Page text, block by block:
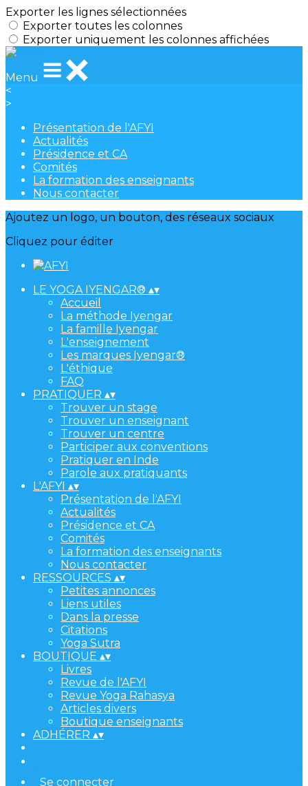
Exporter les lignes sélectionnées
Exporter toutes les colonnes
Exporter uniquement les colonnes affichées
Menu
<
>
Présentation de l'AFYI
Actualités
Présidence et CA
Comités
La formation des enseignants
Nous contacter
Ajoutez un logo, un bouton, des réseaux sociaux
Cliquez pour éditer
LE YOGA IYENGAR® ▴▾
Accueil
La méthode Iyengar
La famille Iyengar
L'enseignement
Les marques Iyengar®
L'éthique
FAQ
PRATIQUER ▴▾
Trouver un stage
Trouver un enseignant
Trouver un centre
Participer aux conventions
Pratiquer en Inde
Parole aux pratiquants
L'AFYI ▴▾
Présentation de l'AFYI
Actualités
Présidence et CA
Comités
La formation des enseignants
Nous contacter
RESSOURCES ▴▾
Petites annonces
Liens utiles
Dans la presse
Citations
Yoga Sutra
BOUTIQUE ▴▾
Livres
Revue de l'AFYI
Revue Yoga Rahasya
Articles divers
Boutique enseignants
ADHÉRER ▴▾
Se connecter